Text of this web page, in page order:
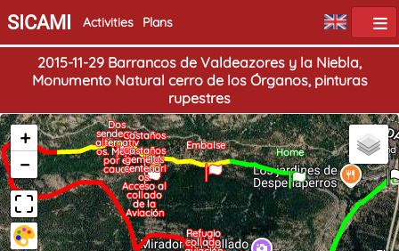
SICAMI Activities Plans
2015-11-29 Barrancos de Valdeazores y la Niebla,
Monumento Natural cerro de los Órganos, pinturas
rupestres
Home End
Castaños
Castaños
gemelos
centenari
os.
Acceso al
collado
de la
Aviación
Dos
senderos
alternativ
os. Mejor
por el
cauce
Embalse
Refugio
collado
+
−